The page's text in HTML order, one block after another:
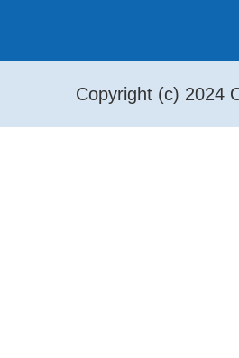
Copyright (c) 2024